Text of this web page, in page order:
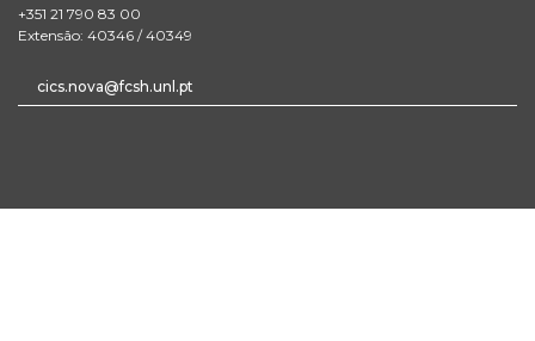
+351 21 790 83 00
Extensão: 40346 / 40349
cics.nova@fcsh.unl.pt